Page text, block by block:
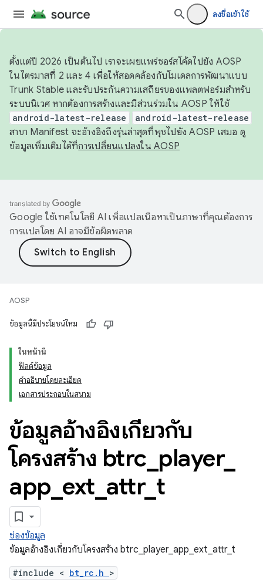
ลงชื่อเข้าใช้
ตั้งแต่ปี 2026 เป็นต้นไป เราจะเผยแพร่ซอร์สโค้ดไปยัง AOSP
ในไตรมาสที่ 2 และ 4 เพื่อให้สอดคล้องกับโมเดลการพัฒนาแบบ
Trunk Stable และรับประกันความเสถียรของแพลตฟอร์มสำหรับ
ระบบนิเวศ หากต้องการสร้างและมีส่วนร่วมใน AOSP ให้ใช้
android-latest-release android-latest-release
สาขา Manifest จะอ้างอิงถึงรุ่นล่าสุดที่พุชไปยัง AOSP เสมอ ดู
ข้อมูลเพิ่มเติมได้ที่การเปลี่ยนแปลงใน AOSP
Google ใช้เทคโนโลยี AI เพื่อแปลเนื้อหาเป็นภาษาที่คุณต้องการ
การแปลโดย AI อาจมีข้อผิดพลาด
AOSP
ข้อมูลนี้มีประโยชน์ไหม
ในหน้านี้
ฟิลด์ข้อมูล
คำอธิบายโดยละเอียด
เอกสารประกอบในสนาม
ข้อมูลอ้างอิงเกี่ยวกับ
โครงสร้าง btrc player_
app ext attr_ t
ช่องข้อมูล
ข้อมูลอ้างอิงเกี่ยวกับโครงสร้าง btrc_player_app_ext_attr_t
#include < bt_rc.h >